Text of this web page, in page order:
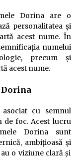
Dorina are o
personalitatea și
acest nume. În
numelui
precum și
acest nume.
cu semnul
de foc. Acest lucru
Dorina sunt
ambițioasă și
o viziune clară și